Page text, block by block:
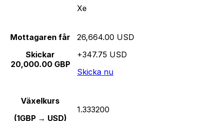
Xe
Mottagaren får
Skickar
20,000.00 GBP
26,664.00 USD
+347.75 USD
Skicka nu
Växelkurs
(1GBP → USD)
1.333200